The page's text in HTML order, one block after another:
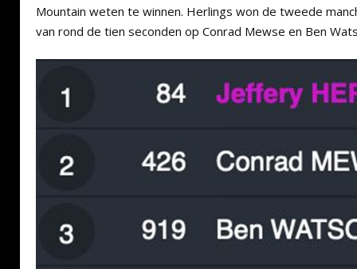
Mountain weten te winnen. Herlings won de tweede
van rond de tien seconden op Conrad Mewse en Ben